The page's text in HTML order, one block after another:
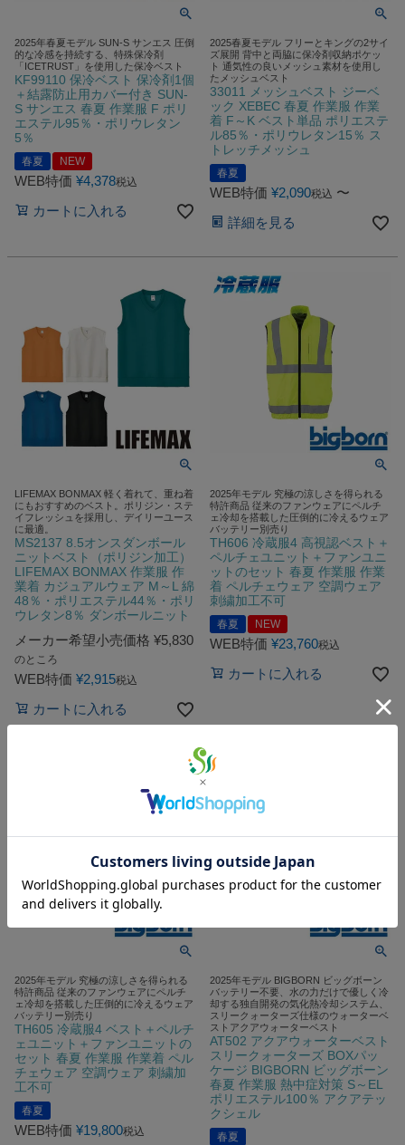
2025年春夏モデル SUN-S サンエス 圧倒
的な冷感を持続する、特殊保冷剤
「ICETRUST」を使用した保冷ベスト
KF99110 保冷ベスト 保冷剤1個
＋結露防止用カバー付き SUN-
S サンエス 春夏 作業服 F ポリ
エステル95％・ポリウレタン
5％
春夏 NEW
WEB特価 ¥4,378税込
カートに入れる
2025春夏モデル フリーとキングの2サイ
ズ展開 背中と両脇に保冷剤収納ポケッ
ト 通気性の良いメッシュ素材を使用し
たメッシュベスト
33011 メッシュベスト ジーベ
ック XEBEC 春夏 作業服 作業
着 F～K ベスト単品 ポリエステ
ル85％・ポリウレタン15％ ス
トレッチメッシュ
春夏
WEB特価 ¥2,090税込 〜
詳細を見る
LIFEMAX BONMAX 軽く着れて、重ね着
にもおすすめのベスト。ポリジン・ステ
イフレッシュを採用し、デイリーユース
に最適。
MS2137 8.5オンスダンボール
ニットベスト（ポリジン加工）
LIFEMAX BONMAX 作業服 作
業着 カジュアルウェア M～L 綿
48％・ポリエステル44％・ポリ
ウレタン8％ ダンボールニット
メーカー希望小売価格 ¥5,830
のところ
WEB特価 ¥2,915税込
カートに入れる
2025年モデル 究極の涼しさを得られる
特許商品 従来のファンウェアにペルチ
ェ冷却を搭載した圧倒的に冷えるウェア
バッテリー別売り
TH606 冷蔵服4 高視認ベスト＋
ペルチェユニット＋ファンユニ
ットのセット 春夏 作業服 作業
着 ペルチェウェア 空調ウェア
刺繍加工不可
春夏 NEW
WEB特価 ¥23,760税込
カートに入れる
2025年モデル 究極の涼しさを得られる
特許商品 従来のファンウェアにペルチ
ェ冷却を搭載した圧倒的に冷えるウェア
バッテリー別売り
TH605 冷蔵服4 ベスト＋ペルチ
ェユニット＋ファンユニットの
セット 春夏 作業服 作業着 ペル
チェウェア 空調ウェア 刺繍加
工不可
春夏
WEB特価 ¥19,800税込
2025年モデル BIGBORN ビッグボーン
バッテリー不要、水の力だけで優しく冷
却する独自開発の気化熱冷却システム、
スリークォーターズ仕様のウォーターベ
ストアクアウォーターベスト
AT502 アクアウォーターベスト
スリークォーターズ BOXパッ
ケージ BIGBORN ビッグボーン
春夏 作業服 熱中症対策 S～EL
ポリエステル100％ アクアテッ
クシェル
春夏